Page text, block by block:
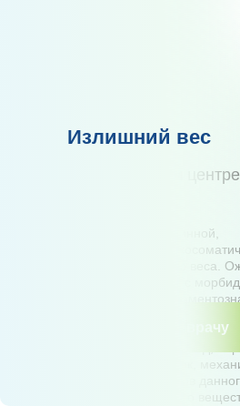
Выявление эндокринной,
соматической,
причины излишнего веса.
всех типов. Работа с
ожирением.
препаратов группы
семаглутид, тирзепатид,
Снижение дозировок,
отказа от препаратов
смена действующего
в медицинском
Записаться к врачу
Излишний вес